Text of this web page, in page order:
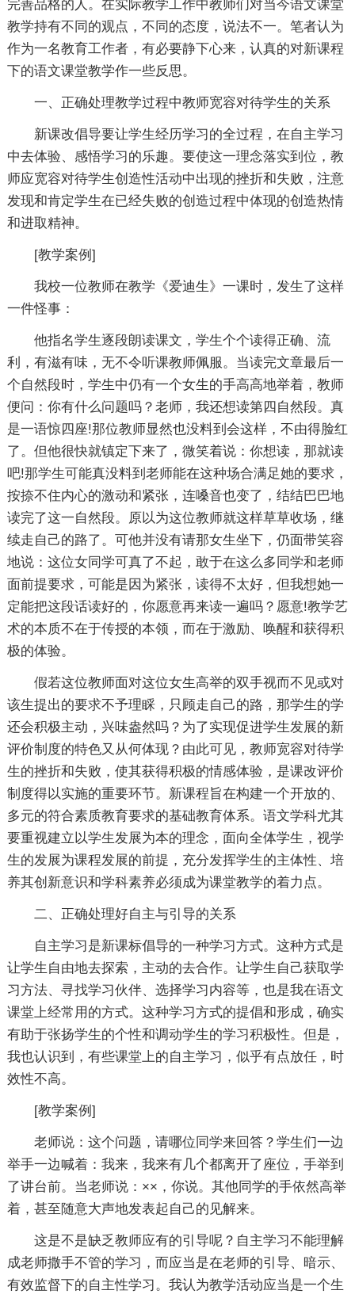
完善品格的人。在实际教学工作中教师们对当今语文课堂
教学持有不同的观点，不同的态度，说法不一。笔者认为
作为一名教育工作者，有必要静下心来，认真的对新课程
下的语文课堂教学作一些反思。
一、正确处理教学过程中教师宽容对待学生的关系
新课改倡导要让学生经历学习的全过程，在自主学习
中去体验、感悟学习的乐趣。要使这一理念落实到位，教
师应宽容对待学生创造性活动中出现的挫折和失败，注意
发现和肯定学生在已经失败的创造过程中体现的创造热情
和进取精神。
[教学案例]
我校一位教师在教学《爱迪生》一课时，发生了这样
一件怪事：
他指名学生逐段朗读课文，学生个个读得正确、流
利，有滋有味，无不令听课教师佩服。当读完文章最后一
个自然段时，学生中仍有一个女生的手高高地举着，教师
便问：你有什么问题吗？老师，我还想读第四自然段。真
是一语惊四座!那位教师显然也没料到会这样，不由得脸红
了。但他很快就镇定下来了，微笑着说：你想读，那就读
吧!那学生可能真没料到老师能在这种场合满足她的要求，
按捺不住内心的激动和紧张，连嗓音也变了，结结巴巴地
读完了这一自然段。原以为这位教师就这样草草收场，继
续走自己的路了。可他并没有请那女生坐下，仍面带笑容
地说：这位女同学可真了不起，敢于在这么多同学和老师
面前提要求，可能是因为紧张，读得不太好，但我想她一
定能把这段话读好的，你愿意再来读一遍吗？愿意!教学艺
术的本质不在于传授的本领，而在于激励、唤醒和获得积
极的体验。
假若这位教师面对这位女生高举的双手视而不见或对
该生提出的要求不予理睬，只顾走自己的路，那学生的学
还会积极主动，兴味盎然吗？为了实现促进学生发展的新
评价制度的特色又从何体现？由此可见，教师宽容对待学
生的挫折和失败，使其获得积极的情感体验，是课改评价
制度得以实施的重要环节。新课程旨在构建一个开放的、
多元的符合素质教育要求的基础教育体系。语文学科尤其
要重视建立以学生发展为本的理念，面向全体学生，视学
生的发展为课程发展的前提，充分发挥学生的主体性、培
养其创新意识和学科素养必须成为课堂教学的着力点。
二、正确处理好自主与引导的关系
自主学习是新课标倡导的一种学习方式。这种方式是
让学生自由地去探索，主动的去合作。让学生自己获取学
习方法、寻找学习伙伴、选择学习内容等，也是我在语文
课堂上经常用的方式。这种学习方式的提倡和形成，确实
有助于张扬学生的个性和调动学生的学习积极性。但是，
我也认识到，有些课堂上的自主学习，似乎有点放任，时
效性不高。
[教学案例]
老师说：这个问题，请哪位同学来回答？学生们一边
举手一边喊着：我来，我来有几个都离开了座位，手举到
了讲台前。当老师说：××，你说。其他同学的手依然高举
着，甚至随意大声地发表起自己的见解来。
这是不是缺乏教师应有的引导呢？自主学习不能理解
成老师撒手不管的学习，而应当是在老师的引导、暗示、
有效监督下的自主性学习。我认为教学活动应当是一个生